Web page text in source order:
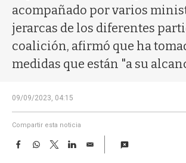
acompañado por varios
jerarcas de los diferentes
coalición, afirmó que ha
medidas que están "a su
09/09/2023, 04:15
Compartir esta noticia
F
W
T
w
L
E